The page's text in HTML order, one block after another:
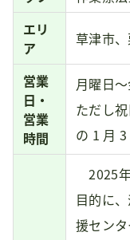
エリ
ア
草津市
営業
日・
営業
時間
月曜日
ただし
の 1 月
2025
目的に
援セン